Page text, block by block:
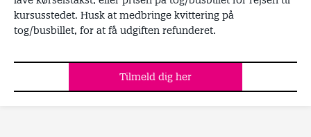
kursusstedet. Husk at medbringe kvittering på
tog/busbillet, for at få udgiften refunderet.
Tilmeld dig her